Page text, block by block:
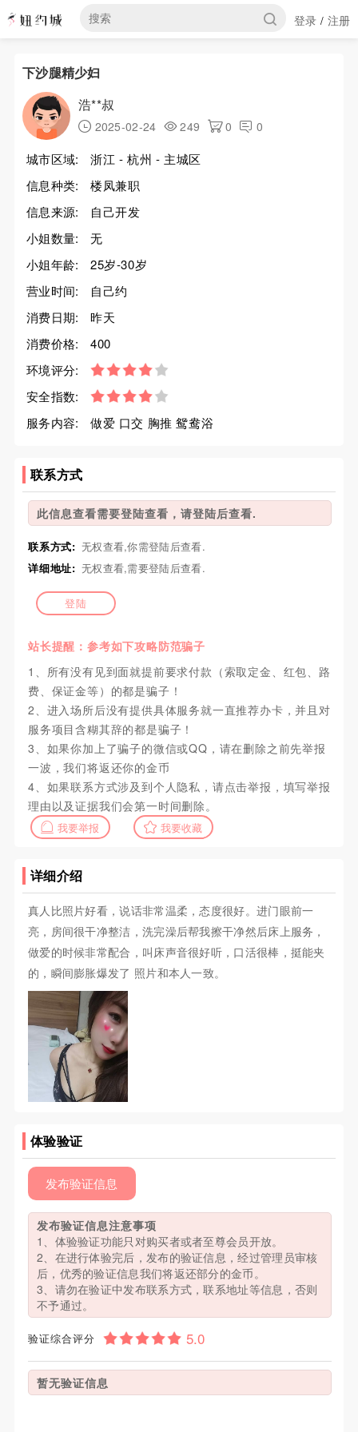
登录 / 注册
下沙腿精少妇
浩**叔
2025-02-24 249 0 0
城市区域:
浙江 - 杭州 - 主城区
信息种类:
楼凤兼职
信息来源:
自己开发
小姐数量:
无
小姐年龄:
25岁-30岁
营业时间:
自己约
消费日期:
昨天
消费价格:
400
环境评分:
安全指数:
服务内容:
做爱 口交 胸推 鸳鸯浴
联系方式
此信息查看需要登陆查看，请登陆后查看.
联系方式: 无权查看,你需登陆后查看.
详细地址: 无权查看,需要登陆后查看.
登陆
站长提醒：参考如下攻略防范骗子
1、所有没有见到面就提前要求付款（索取定金、红包、路
费、保证金等）的都是骗子！
2、进入场所后没有提供具体服务就一直推荐办卡，并且对
服务项目含糊其辞的都是骗子！
3、如果你加上了骗子的微信或QQ，请在删除之前先举报
一波，我们将返还你的金币
4、如果联系方式涉及到个人隐私，请点击举报，填写举报
理由以及证据我们会第一时间删除。
我要举报 我要收藏
详细介绍
真人比照片好看，说话非常温柔，态度很好。进门眼前一
亮，房间很干净整洁，洗完澡后帮我擦干净然后床上服务，
做爱的时候非常配合，叫床声音很好听，口活很棒，挺能夹
的，瞬间膨胀爆发了 照片和本人一致。
体验验证
发布验证信息
发布验证信息注意事项
1、体验验证功能只对购买者或者至尊会员开放。
2、在进行体验完后，发布的验证信息，经过管理员审核
后，优秀的验证信息我们将返还部分的金币。
3、请勿在验证中发布联系方式，联系地址等信息，否则
不予通过。
验证综合评分
暂无验证信息